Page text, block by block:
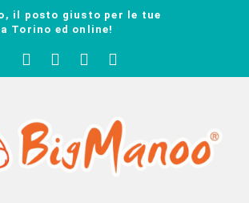
il posto giusto per le tue
Torino ed online!